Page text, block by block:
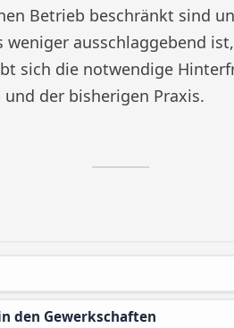
Betrieb beschränkt sind
weniger ausschlaggebend
sich die notwendige
der bisherigen Praxis.
den Gewerkschaften